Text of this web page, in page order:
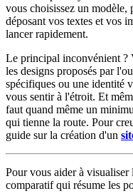
vous choisissez un modèle,
déposant vos textes et vos
lancer rapidement.
Le principal inconvénient ?
les designs proposés par
spécifiques ou une identité
vous sentir à l'étroit. Et
faut quand même un
qui tienne la route. Pour
guide sur la création d'un
Pour vous aider à
comparatif qui résume les